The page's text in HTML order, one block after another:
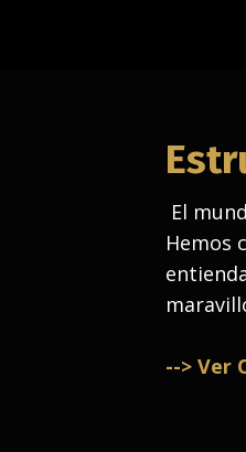
El
Hemos
--> Ver